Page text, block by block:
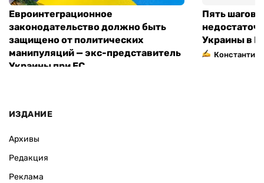
Евроинтеграционное
законодательство должно быть
защищено от политических
манипуляций — экс-представитель
Украины при ЕС
Пять шагов
Украины в
Константин
ИЗДАНИЕ
Архивы
Редакция
Реклама